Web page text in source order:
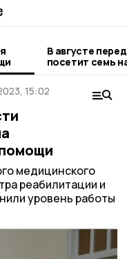
В августе
посетит семь
Притамбовья
15:02
медицинского
реабилитации и
уровень работы